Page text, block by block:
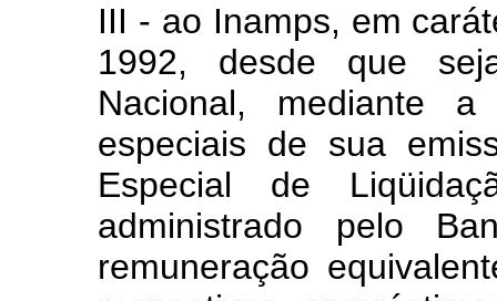
III - ao Inamps, em
1992, desde que
Nacional, mediante
especiais de sua
Especial de
administrado pelo
remuneração